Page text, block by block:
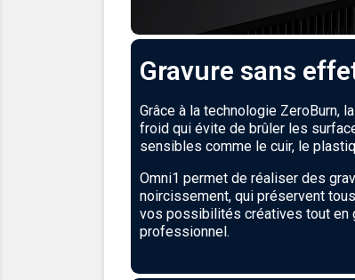
Gravure sans
Grâce à la technologie ZeroBurn,
froid qui évite de brûler les
sensibles comme le cuir, le
Omni1 permet de réaliser des
noircissement, qui préservent
vos possibilités créatives tout en
professionnel.